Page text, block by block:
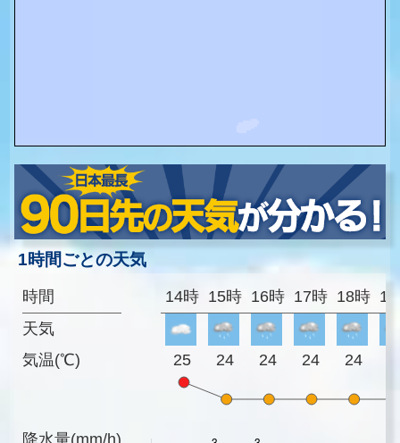
1時間ごとの天気
時間
天気
気温(℃)
14時 15時 16時 17時 18時
25 24 24 24 24